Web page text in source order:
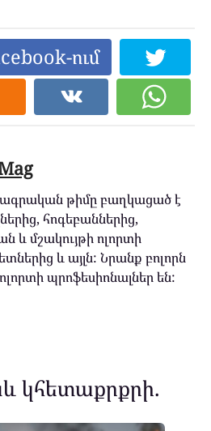
ում
թիմը բաղկացած է
հոգեբաններից,
և մշակույթի ոլորտի
և այլն: Նրանք բոլորն
պրոֆեսիոնալներ են:
կհետաքրքրի.